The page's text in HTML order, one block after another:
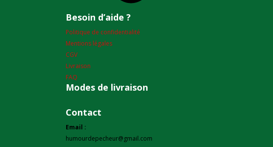
Besoin d’aide ?
Politique de confidentialité
Mentions légales
CGV
Livraison
FAQ
Modes de livraison
Contact
Email :
humourdepecheur@gmail.com